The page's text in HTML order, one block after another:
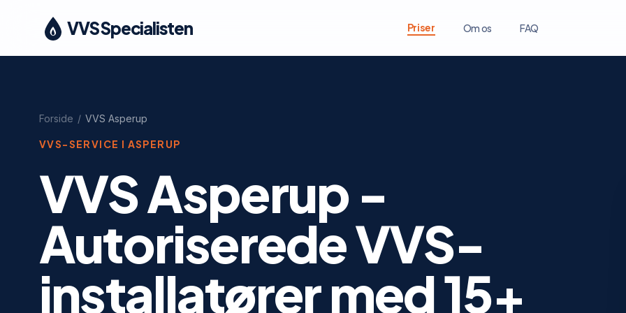
VVS Specialisten Priser Om os FAQ
Forside / VVS Asperup
VVS-SERVICE I ASPERUP
VVS Asperup -
Autoriserede VVS-
installatører med 15+